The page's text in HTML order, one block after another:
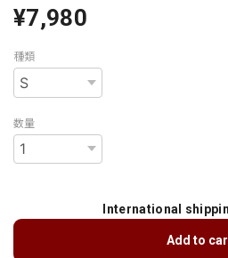
¥7,980
種類
数量
International
Add to